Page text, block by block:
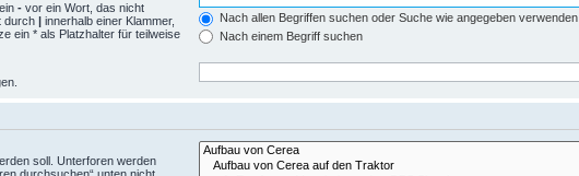
- vor ein Wort, das nicht
durch | innerhalb einer Klammer,
ein * als Platzhalter für teilweise
Nach allen Begriffen suchen oder Suche wie angegeben verwenden
Nach einem Begriff suchen
soll. Unterforen werden
durchsuchen“ unten nicht